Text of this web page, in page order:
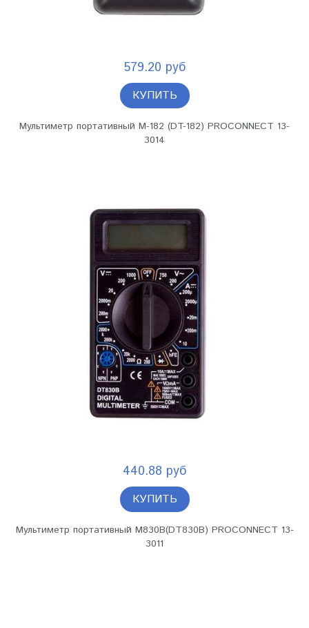
579.20 руб
КУПИТЬ
Мультиметр портативный М-182 (DT-182) PROCONNECT 13-
3014
440.88 руб
КУПИТЬ
Мультиметр портативный M830B(DT830B) PROCONNECT 13-
3011